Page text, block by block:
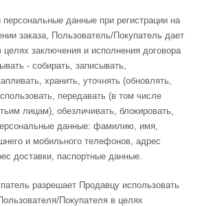
данные при регистрации на
заказа, Пользователь/Покупатель дает
заключения и исполнения договора
- собирать, записывать,
хранить, уточнять (обновлять,
передавать (в том числе
лицам), обезличивать, блокировать,
данные: фамилию, имя,
и мобильного телефонов, адрес
доставки, паспортные данные.
разрешает Продавцу использовать
Покупателя в целях